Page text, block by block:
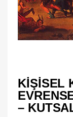
KIŞISEL
–